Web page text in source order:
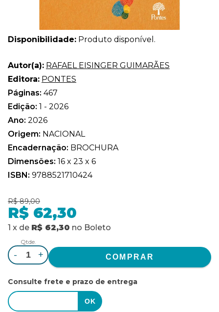
Disponibilidade: Produto disponível.
Autor(a): RAFAEL EISINGER GUIMARÃES
Editora: PONTES
Páginas: 467
Edição: 1 - 2026
Ano: 2026
Origem: NACIONAL
Encadernação: BROCHURA
Dimensões: 16 x 23 x 6
ISBN: 9788521710424
R$ 89,00
R$ 62,30
1 x de R$ 62,30 no Boleto
Qtde.
- +
Consulte frete e prazo de entrega